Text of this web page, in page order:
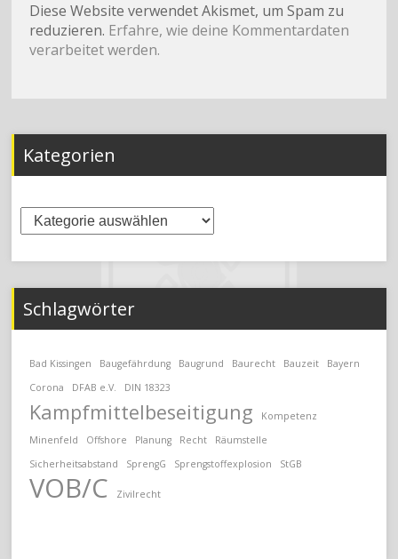
Diese Website verwendet Akismet, um Spam zu
reduzieren. Erfahre, wie deine Kommentardaten
verarbeitet werden.
Kategorien
Kategorien
Schlagwörter
Bad Kissingen Baugefährdung Baugrund Baurecht Bauzeit
Bayern
Corona
DFAB e.V. DIN 18323
Kampfmittelbeseitigung
Kompetenz
Minenfeld
Offshore Planung Recht
Räumstelle
Sicherheitsabstand
SprengG Sprengstoffexplosion StGB
VOB/C Zivilrecht